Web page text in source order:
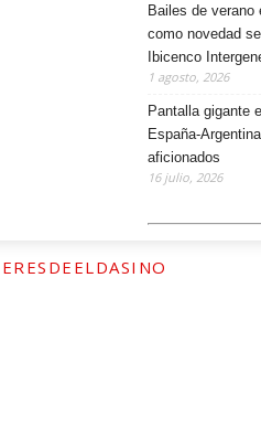
Bailes de verano
como novedad
Ibicenco
1 agosto, 2026
Pantalla gigante
España-
aficionados
16 julio, 2026